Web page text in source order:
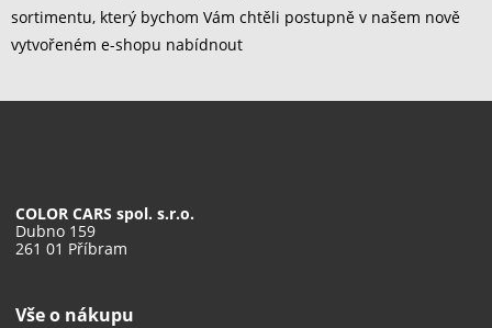
sortimentu, který bychom Vám chtěli postupně v našem nově
vytvořeném e-shopu nabídnout
COLOR CARS spol. s.r.o.
Dubno 159
261 01 Příbram
Vše o nákupu